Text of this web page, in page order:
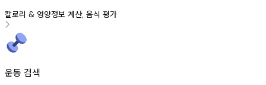
칼로리 & 영양정보 계산, 음식 평가
운동 검색